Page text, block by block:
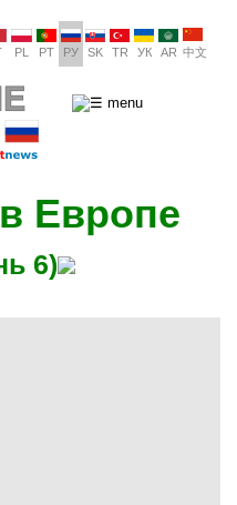
PL PT РУ SK TR УК AR 中文
Европе
6)